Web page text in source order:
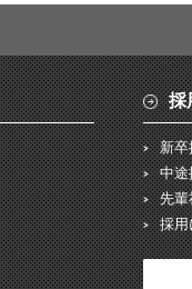
採
新
中途
先輩
採用